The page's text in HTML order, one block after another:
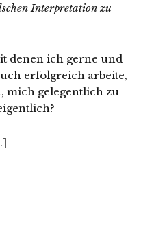
Interpretation zu
denen ich gerne und
erfolgreich arbeite,
mich gelegentlich zu